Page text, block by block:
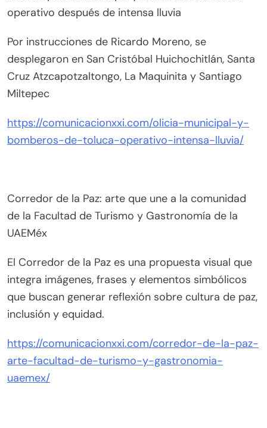
operativo después de intensa lluvia
Por instrucciones de Ricardo Moreno, se
desplegaron en San Cristóbal Huichochitlán, Santa
Cruz Atzcapotzaltongo, La Maquinita y Santiago
Miltepec
https://comunicacionxxi.com/olicia-municipal-y-
bomberos-de-toluca-operativo-intensa-lluvia/
Corredor de la Paz: arte que une a la comunidad
de la Facultad de Turismo y Gastronomía de la
UAEMéx
El Corredor de la Paz es una propuesta visual que
integra imágenes, frases y elementos simbólicos
que buscan generar reflexión sobre cultura de paz,
inclusión y equidad.
https://comunicacionxxi.com/corredor-de-la-paz-
arte-facultad-de-turismo-y-gastronomia-
uaemex/